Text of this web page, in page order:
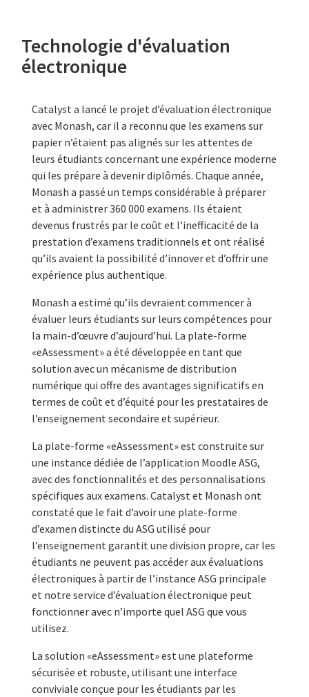
Technologie d'évaluation
électronique
Catalyst a lancé le projet d’évaluation électronique
avec Monash, car il a reconnu que les examens sur
papier n’étaient pas alignés sur les attentes de
leurs étudiants concernant une expérience moderne
qui les prépare à devenir diplômés. Chaque année,
Monash a passé un temps considérable à préparer
et à administrer 360 000 examens. Ils étaient
devenus frustrés par le coût et l’inefficacité de la
prestation d’examens traditionnels et ont réalisé
qu’ils avaient la possibilité d’innover et d’offrir une
expérience plus authentique.
Monash a estimé qu’ils devraient commencer à
évaluer leurs étudiants sur leurs compétences pour
la main-d’œuvre d’aujourd’hui. La plate-forme
«eAssessment» a été développée en tant que
solution avec un mécanisme de distribution
numérique qui offre des avantages significatifs en
termes de coût et d’équité pour les prestataires de
l’enseignement secondaire et supérieur.
La plate-forme «eAssessment» est construite sur
une instance dédiée de l’application Moodle ASG,
avec des fonctionnalités et des personnalisations
spécifiques aux examens. Catalyst et Monash ont
constaté que le fait d’avoir une plate-forme
d’examen distincte du ASG utilisé pour
l’enseignement garantit une division propre, car les
étudiants ne peuvent pas accéder aux évaluations
électroniques à partir de l’instance ASG principale
et notre service d’évaluation électronique peut
fonctionner avec n’importe quel ASG que vous
utilisez.
La solution «eAssessment» est une plateforme
sécurisée et robuste, utilisant une interface
conviviale conçue pour les étudiants par les